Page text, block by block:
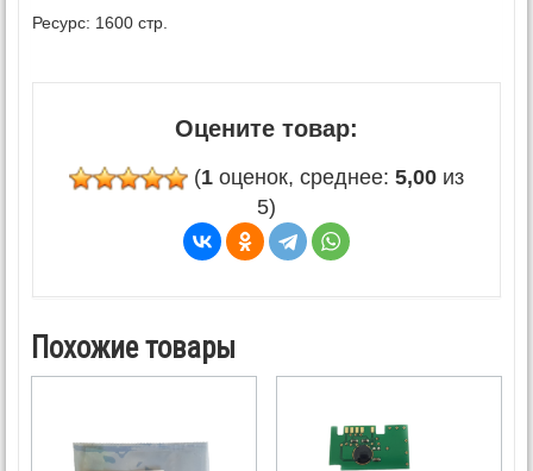
Ресурс: 1600 стр.
Оцените товар:
(1 оценок, среднее: 5,00 из
5)
Похожие товары